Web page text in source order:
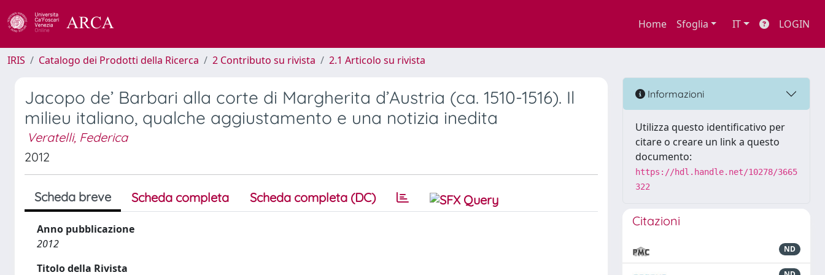
Home Sfoglia IT LOGIN
IRIS Catalogo dei Prodotti della Ricerca 2 Contributo su rivista 2.1 Articolo su rivista
Jacopo de’ Barbari alla corte di Margherita d’Austria (ca. 1510-1516). Il
milieu italiano, qualche aggiustamento e una notizia inedita
Veratelli, Federica
2012
Scheda breve Scheda completa Scheda completa (DC)
Anno pubblicazione
2012
Titolo della Rivista
Informazioni
Utilizza questo identificativo per
citare o creare un link a questo
documento:
https://hdl.handle.net/10278/3665
322
Citazioni
ND